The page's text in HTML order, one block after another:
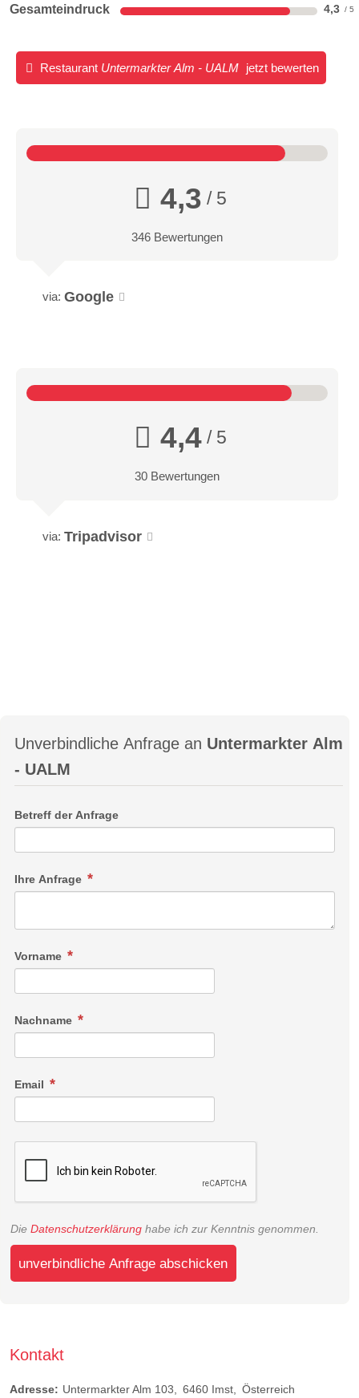
Gesamteindruck 4,3
Restaurant Untermarkter Alm - UALM jetzt bewerten
4,3 / 5
346 Bewertungen
via: Google
4,4/ 5
30 Bewertungen
via: Tripadvisor
Unverbindliche Anfrage an Untermarkter Alm
- UALM
Betreff der Anfrage
Ihre Anfrage
Vorname
Nachname
Email
Die Datenschutzerklärung habe ich zur Kenntnis genommen.
unverbindliche Anfrage abschicken
Kontakt
Adresse: Untermarkter Alm 103 6460 Imst
Österreich